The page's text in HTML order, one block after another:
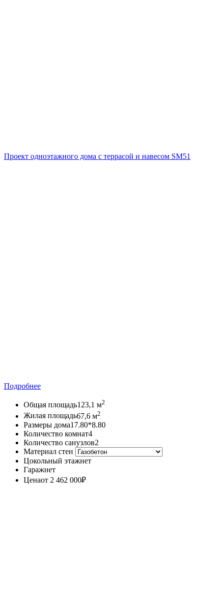
Проект одноэтажного дома с террасой и навесом SM51
Подробнее
Общая площадь123,1 м2
Жилая площадь67,6 м2
Размеры дома17.80*8.80
Количество комнат4
Количество санузлов2
Материал стен
Цокольный этажнет
Гаражнет
Ценаот 2 462 000₽